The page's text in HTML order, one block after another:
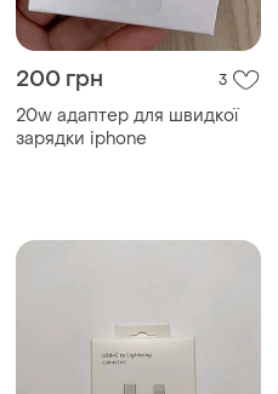
200 грн 3
20w адаптер для швидкої
зарядки iphone